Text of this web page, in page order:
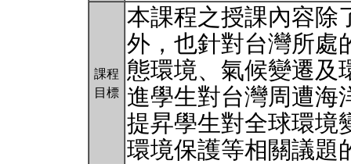
課程
目標
本課程之授課內容除
外，也針對台灣所處
態環境、氣候變遷及
進學生對台灣周遭海
提昇學生對全球環境
環境保護等相關議